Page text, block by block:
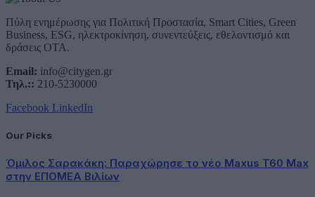
Πύλη ενημέρωσης για Πολιτική Προστασία, Smart Cities, Green
Business, ESG, ηλεκτροκίνηση, συνεντεύξεις, εθελοντισμό και
δράσεις ΟΤΑ.
Email: info@citygen.gr
Τηλ.:: 210-5230000
Facebook LinkedIn
Our Picks
Όμιλος Σαρακάκη: Παραχώρησε το νέο Maxus T60 Max
στην ΕΠΟΜΕΑ Βιλίων